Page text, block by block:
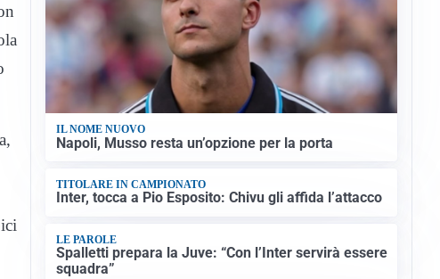
IL NOME NUOVO
Napoli, Musso resta un’opzione per la porta
TITOLARE IN CAMPIONATO
Inter, tocca a Pio Esposito: Chivu gli affida l’attacco
LE PAROLE
Spalletti prepara la Juve: “Con l’Inter servirà essere
squadra”